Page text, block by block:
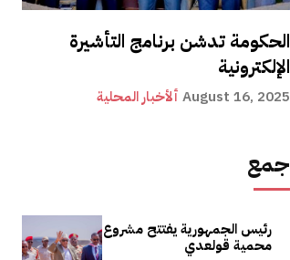
الحكومة تدشن برنامج التأشيرة
الإلكترونية
ألأخبار المحلية August 16, 2025
جمع
رئيس الجمهورية يفتتح مشروع
محمية قولعدي